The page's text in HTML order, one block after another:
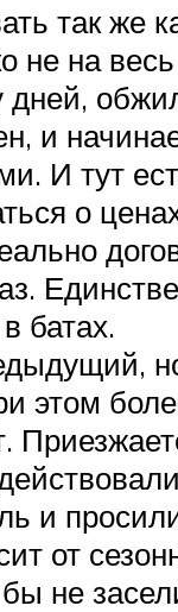
так же
не на
и
И тут
о
батах.
этом
и
от
не